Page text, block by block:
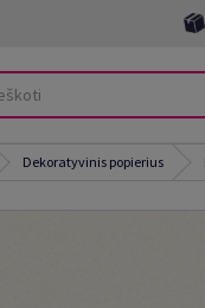
Dekoratyvinis popierius